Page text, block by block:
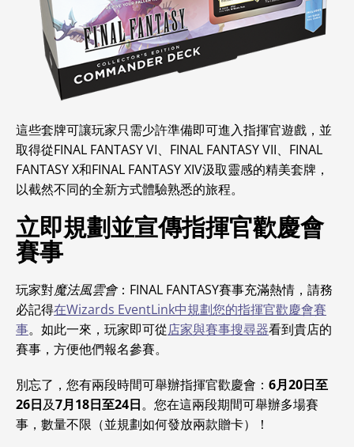
這些套牌可讓玩家只需少許準備即可進入指揮官遊戲，並
取得從FINAL FANTASY VI、FINAL FANTASY VII、FINAL
FANTASY X和FINAL FANTASY XIV汲取靈感的精美套牌，
以截然不同的全新方式體驗熟悉的旅程。
立即規劃並宣傳指揮官歡慶會
賽事
玩家對魔法風雲會：FINAL FANTASY賽事充滿熱情，請務
必記得在Wizards EventLink中規劃您的指揮官歡慶會賽
事。如此一來，玩家即可從店家與賽事搜尋器看到貴店的
賽事，方便他們報名參賽。
別忘了，您有兩段時間可舉辦指揮官歡慶會： 6月20日至
26日及7月18日至24日。您在這兩段期間可舉辦多場賽
事，數量不限（並規劃如何發放兩款贈卡）！